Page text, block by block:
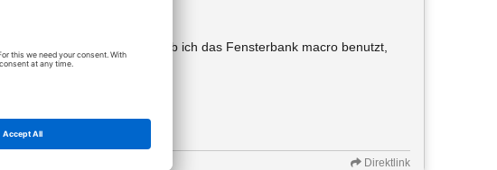
gearbeitet. Unten hab ich das Fensterbank macro benutzt,
Direktlink